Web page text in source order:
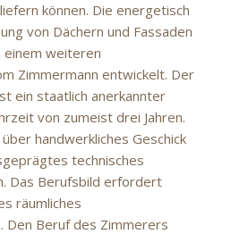
können. Die energetisch
von Dächern und Fassaden
einem weiteren
Zimmermann entwickelt. Der
ein staatlich anerkannter
von zumeist drei Jahren.
handwerkliches Geschick
technisches
Das Berufsbild erfordert
räumliches
Den Beruf des Zimmerers